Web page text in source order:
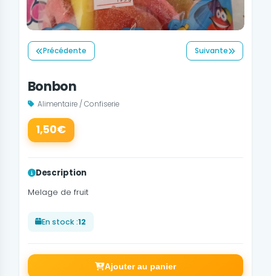
Précédente Suivante
Bonbon
Alimentaire / Confiserie
1,50€
Description
Melage de fruit
En stock :12
Ajouter au panier